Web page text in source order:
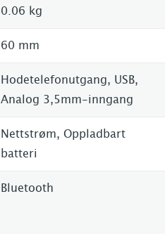
0.06 kg
60 mm
Hodetelefonutgang, USB,
Analog 3,5mm-inngang
Nettstrøm, Oppladbart
batteri
Bluetooth